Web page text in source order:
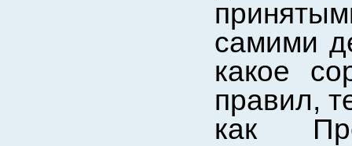
самими
какое
правил,
как